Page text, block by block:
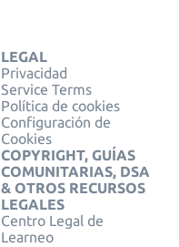
LEGAL
Privacidad
Service Terms
Política de cookies
Configuración de
Cookies
COPYRIGHT, GUÍAS
COMUNITARIAS, DSA
& OTROS RECURSOS
LEGALES
Centro Legal de
Learneo